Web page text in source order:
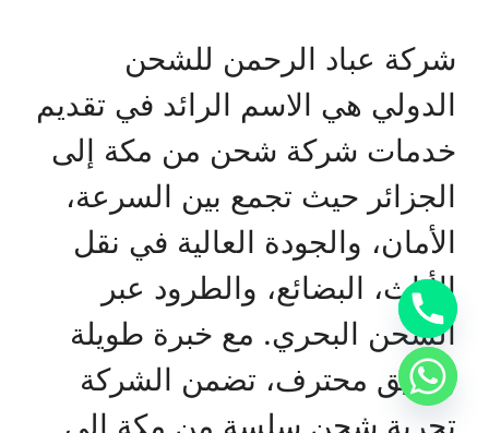
شركة عباد الرحمن للشحن
الدولي هي الاسم الرائد في تقديم
خدمات شركة شحن من مكة إلى
الجزائر حيث تجمع بين السرعة،
الأمان، والجودة العالية في نقل
الأثاث، البضائع، والطرود عبر
الشحن البحري. مع خبرة طويلة
وفريق محترف، تضمن الشركة